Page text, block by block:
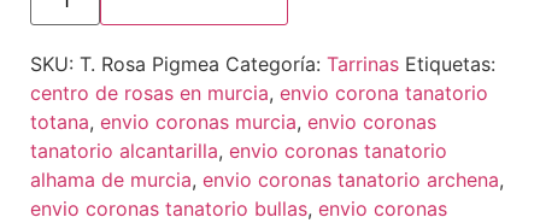
SKU: T. Rosa Pigmea Categoría: Tarrinas Etiquetas:
centro de rosas en murcia, envio corona tanatorio
totana, envio coronas murcia, envio coronas
tanatorio alcantarilla, envio coronas tanatorio
alhama de murcia, envio coronas tanatorio archena,
envio coronas tanatorio bullas, envio coronas